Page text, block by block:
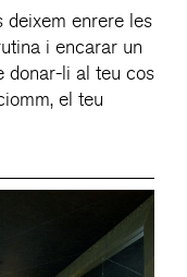
deixem enrere les
i encarar un
donar-li al teu cos
el teu